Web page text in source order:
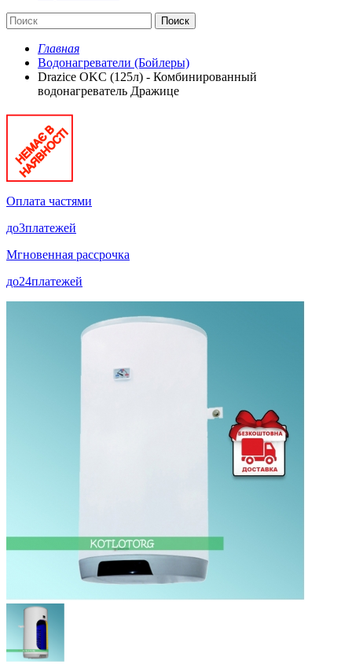
Поиск
Главная
Водонагреватели (Бойлеры)
Drazice OKC (125л) - Комбинированный
водонагреватель Дражице
Оплата частями
до3платежей
Мгновенная рассрочка
до24платежей